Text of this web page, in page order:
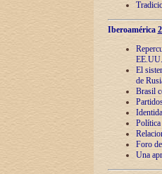
Iberoamérica
EE.UU.
El
de
Brasil
Política
Foro
Una